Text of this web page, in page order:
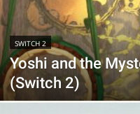
SWITCH 2
Yoshi and the
(Switch 2)